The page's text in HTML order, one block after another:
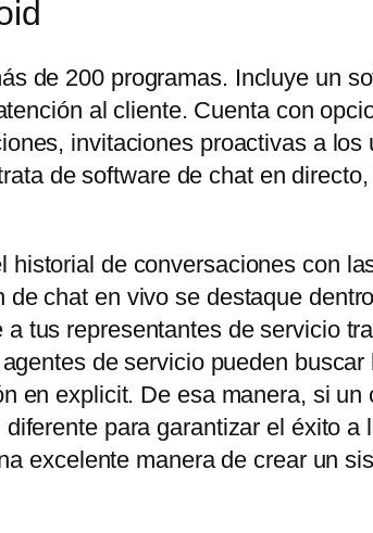
de 200 programas. Incluye un
al cliente. Cuenta con
invitaciones proactivas a
de software de chat en
de conversaciones con
chat en vivo se destaque
tus representantes de servicio
de servicio pueden
en explicit. De esa manera, si un
para garantizar el éxito a
excelente manera de crear un